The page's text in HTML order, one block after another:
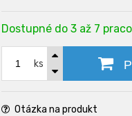
Dostupné do 3 až 7
ks
Otázka na produkt